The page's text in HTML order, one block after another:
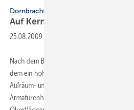
Dornbracht
Auf Kernsortiment
25.08.2009
Nach dem Brandschaden in der Nacht vom
dem ein hoher zweistelliger
Aufräum- und Sanierungsarbeiten beim
Armaturenhersteller Dornbracht in vollem